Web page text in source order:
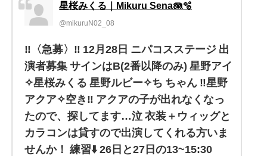
星桜みくる｜Mikuru Sena🪼🫧
@mikuruN02_08
‼️〈急募〉‼️ 12月28日 ニパコスステージ 出
演者募集 サインはB(2番以降のみ) 星野アイ
✧星桜みくる 星野ルビー✧ち ちゃん ‼️星野
アクア✧空き‼️ アクアの子が出れなくなっ
たので、探してます…泣 衣装＋ウィッグと
カラコンは貸すので出演してくれる方いま
せんか！ 練習⬇️ 26日と27日の13~15:30